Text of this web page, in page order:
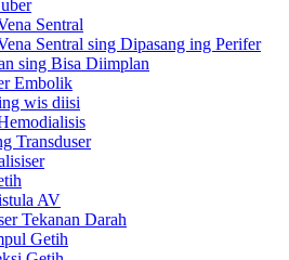
Sentral
Sentral sing Dipasang ing Perifer
sing Bisa Diimplan
Embolik
wis diisi
Transduser
AV
Tekanan Darah
Getih